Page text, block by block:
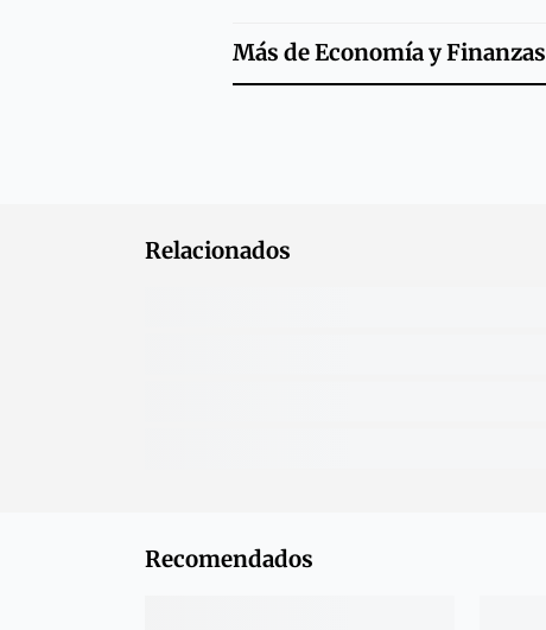
Más deEconomía y Finanzas
Relacionados
Recomendados